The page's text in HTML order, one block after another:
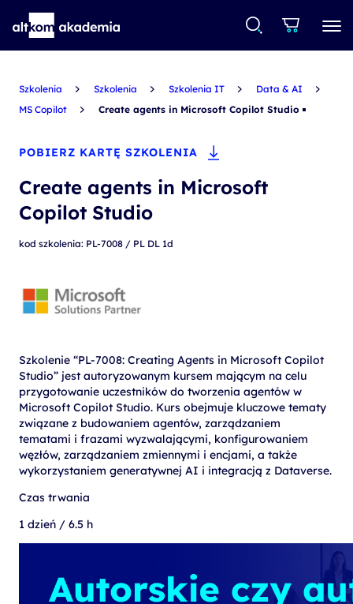
Szkolenia Szkolenia Szkolenia IT
Data & AI
MS Copilot
Create agents in Microsoft Copilot Studio
POBIERZ KARTĘ SZKOLENIA
Create agents in Microsoft
Copilot Studio
kod szkolenia: PL-7008 / PL DL 1d
Szkolenie “PL-7008: Creating Agents in Microsoft Copilot
Studio” jest autoryzowanym kursem mającym na celu
przygotowanie uczestników do tworzenia agentów w
Microsoft Copilot Studio. Kurs obejmuje kluczowe tematy
związane z budowaniem agentów, zarządzaniem
tematami i frazami wyzwalającymi, konfigurowaniem
węzłów, zarządzaniem zmiennymi i encjami, a także
wykorzystaniem generatywnej AI i integracją z Dataverse.
Czas trwania
1 dzień / 6.5 h